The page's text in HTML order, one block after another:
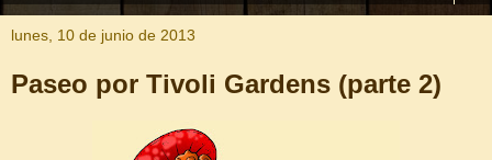
lunes, 10 de junio de 2013
Paseo por Tivoli Gardens (parte 2)